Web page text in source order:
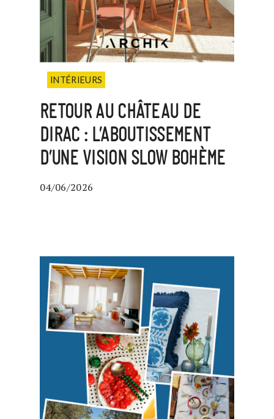
INTÉRIEURS
RETOUR AU CHÂTEAU DE
DIRAC : L’ABOUTISSEMENT
D’UNE VISION SLOW BOHÈME
04/06/2026